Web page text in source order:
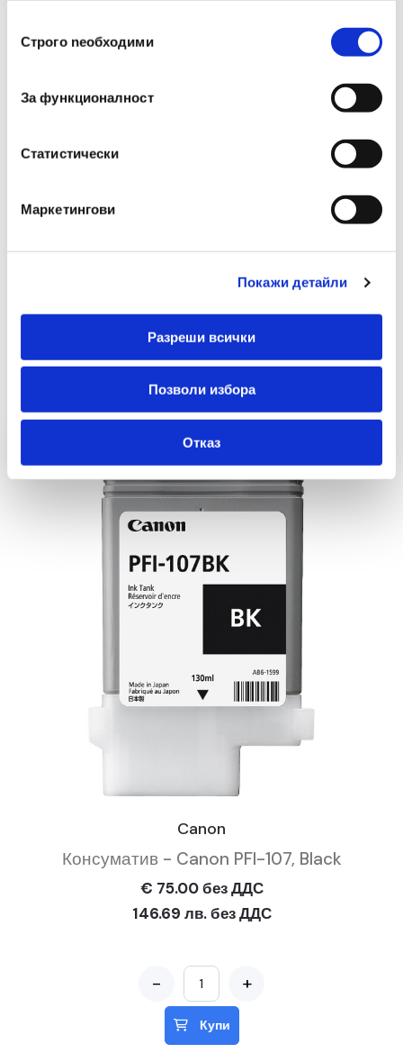
наСтрого nеобходими
За функционалност
Статистически
Маркетингови
Покажи детайли
Разреши всички
Позволи избора
Отказ
130a, M130а,130а, м130а
Консуматива
Препоръчани Продукти
Canon
Консуматив - Canon PFI-107, Black
€ 75.00 без ДДС
146.69 лв. без ДДС
- +
Купи